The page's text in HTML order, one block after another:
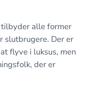
tilbyder alle former
Der er
flyve i luksus, men
der er